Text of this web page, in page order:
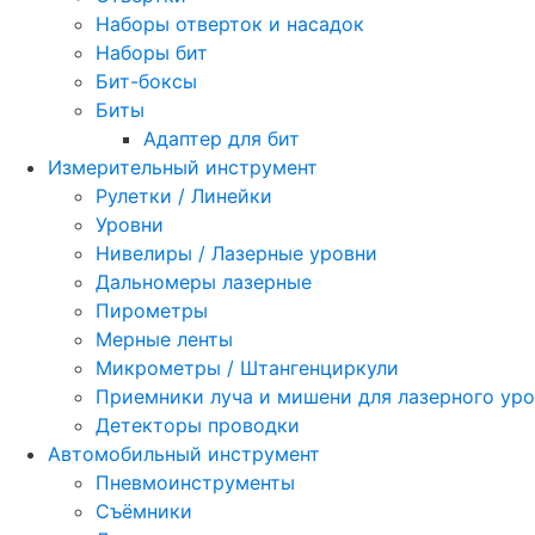
Наборы отверток и насадок
Наборы бит
Бит-боксы
Биты
Адаптер для бит
Измерительный инструмент
Рулетки / Линейки
Уровни
Нивелиры / Лазерные уровни
Дальномеры лазерные
Пирометры
Мерные ленты
Микрометры / Штангенциркули
Приемники луча и мишени для лазерного
Детекторы проводки
Автомобильный инструмент
Пневмоинструменты
Съёмники